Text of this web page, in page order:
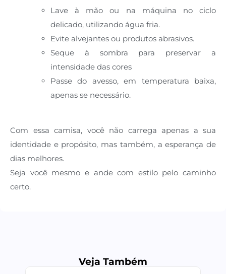
Lave à mão ou na máquina no ciclo
delicado, utilizando água fria.
Evite alvejantes ou produtos abrasivos.
Seque à sombra para preservar a
intensidade das cores
Passe do avesso, em temperatura baixa,
apenas se necessário.
Com essa camisa, você não carrega apenas a sua
identidade e propósito, mas também, a esperança de
dias melhores.
Seja você mesmo e ande com estilo pelo caminho
certo.
Veja Também